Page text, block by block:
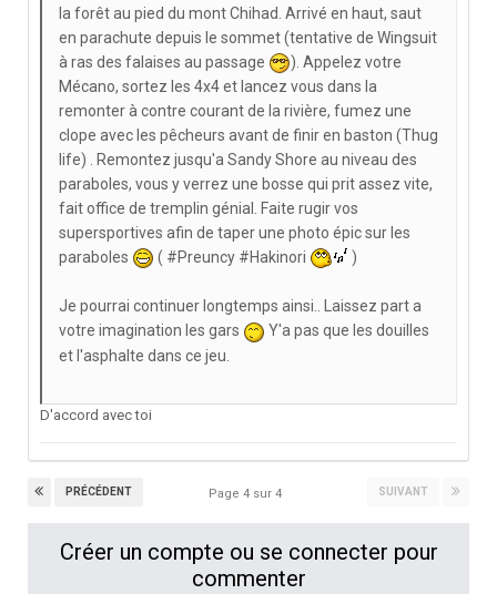
la forêt au pied du mont Chihad. Arrivé en haut, saut
en parachute depuis le sommet (tentative de Wingsuit
à ras des falaises au passage
). Appelez votre
Mécano, sortez les 4x4 et lancez vous dans la
remonter à contre courant de la rivière, fumez une
clope avec les pêcheurs avant de finir en baston (Thug
life) . Remontez jusqu'a Sandy Shore au niveau des
paraboles, vous y verrez une bosse qui prit assez vite,
fait office de tremplin génial. Faite rugir vos
supersportives afin de taper une photo épic sur les
paraboles
( #Preuncy #Hakinori )
Je pourrai continuer longtemps ainsi.. Laissez part a
votre imagination les gars
Y'a pas que les douilles
et l'asphalte dans ce jeu.
D'accord avec toi
PRÉCÉDENT SUIVANT
Page 4 sur 4
Créer un compte ou se connecter pour
commenter